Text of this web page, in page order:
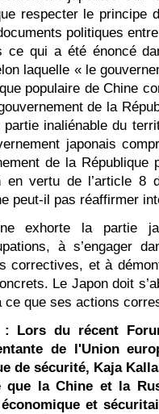
respecter le principe
politiques
ce qui a été énoncé
laquelle « le
populaire de Chine
de la
inaliénable du
japonais
de la
en vertu de l’article 8
peut-il pas réaffirmer
exhorte la partie
à s’engager
correctives, et à
Le Japon doit
ce que ses actions
: Lors du récent
de l'Union
de sécurité, Kaja
que la Chine et la
et